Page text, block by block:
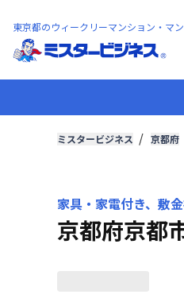
東京都のウィークリーマンション・マ
ミスタービジネス 京都府
家具・家電付き、敷
京都府京都